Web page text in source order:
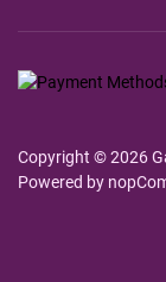
Copyright © 2026
Powered by